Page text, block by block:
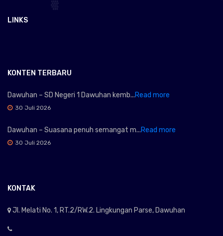
LINKS
KONTEN TERBARU
Dawuhan – SD Negeri 1 Dawuhan kemb...Read more
30 Juli 2026
Dawuhan – Suasana penuh semangat m...Read more
30 Juli 2026
KONTAK
Jl. Melati No. 1, RT.2/RW.2. Lingkungan Parse, Dawuhan